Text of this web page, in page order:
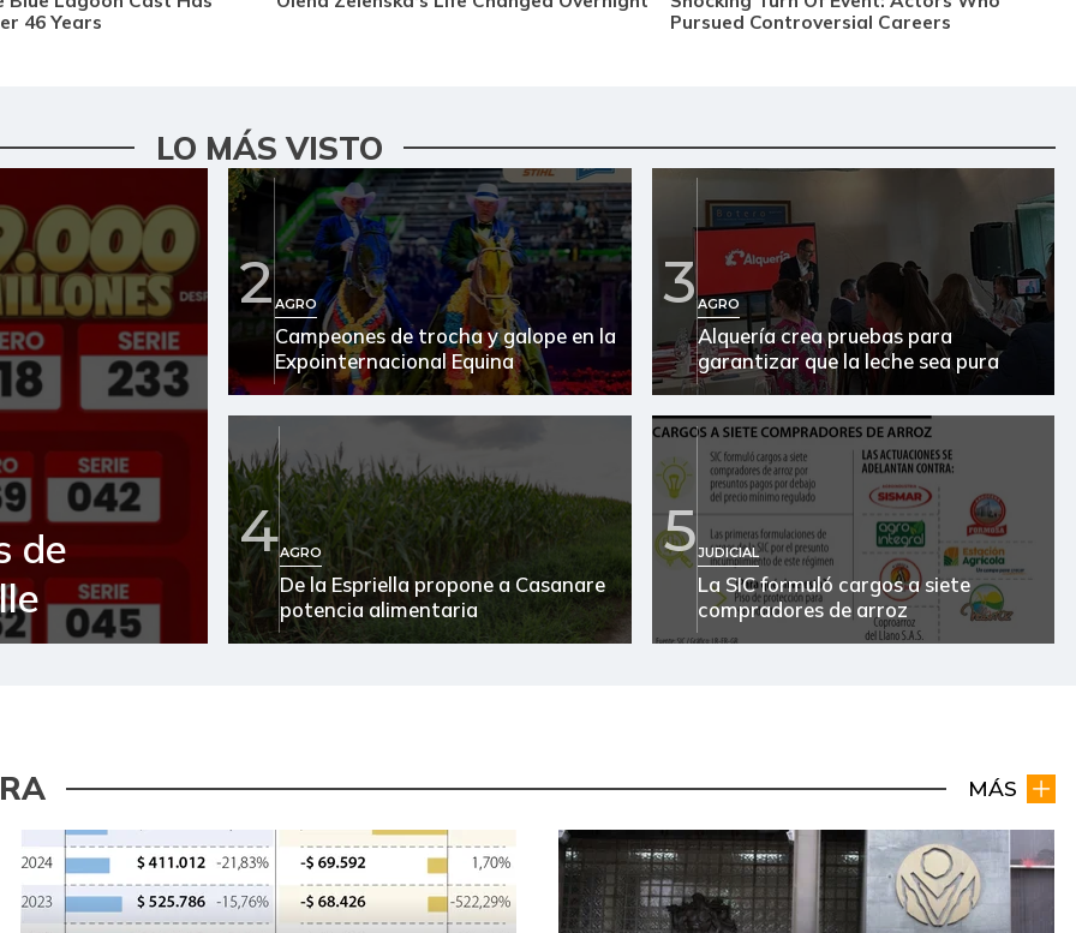
LO MÁS VISTO
de
2AGRO
Campeones de trocha y galope en la
Expointernacional Equina
3AGRO
Alquería crea pruebas para
garantizar que la leche sea pura
4AGRO
De la Espriella propone a Casanare
potencia alimentaria
5JUDICIAL
La SIC formuló cargos a siete
compradores de arroz
MÁS